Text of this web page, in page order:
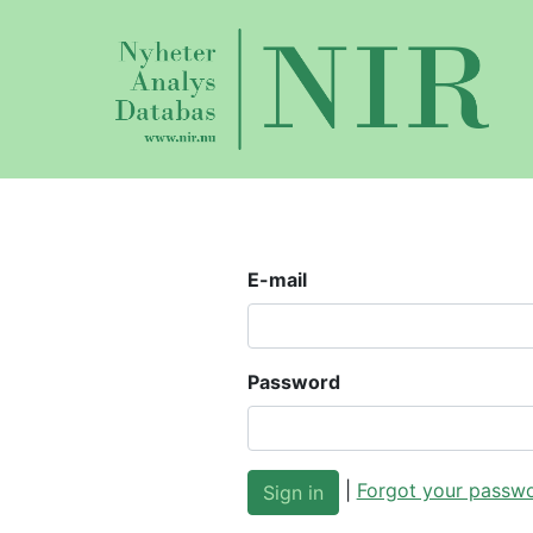
E-mail
Password
Forgot your